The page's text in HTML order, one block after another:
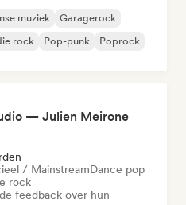
muziek
Garagerock
rock Pop-punk Poprock
— Julien Meirone
/ MainstreamDance pop
rock
feedback over hun